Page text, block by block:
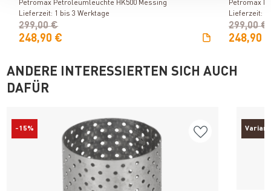
Petromax Petroleumleuchte HK500 Messing
Lieferzeit: 1 bis 3 Werktage
248,90 €
299,00 €
Petromax
Lieferzeit: 1
248,90
299,00 €
ANDERE INTERESSIERTEN SICH AUCH
DAFÜR
-15%